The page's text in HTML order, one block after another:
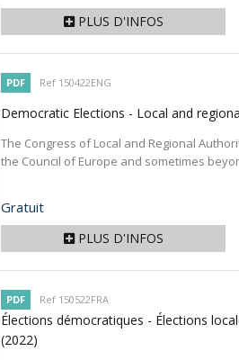
PLUS D'INFOS
PDF Ref 150422ENG
Democratic Elections - Local and
The Congress of Local and Regional
the Council of Europe and sometimes
Prix
Gratuit
PLUS D'INFOS
PDF Ref 150522FRA
Élections démocratiques - Élections
(2022)